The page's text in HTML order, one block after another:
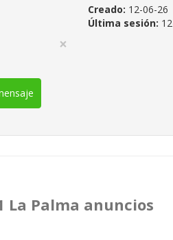
×
Creado: 12-06-26
Última sesión:
La Palma anuncios